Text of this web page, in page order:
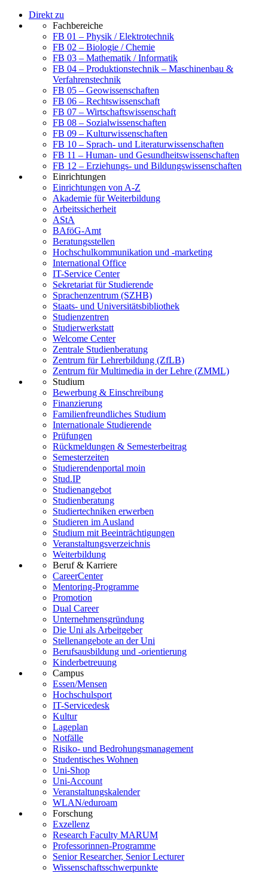
Direkt zu
Fachbereiche
FB 01 – Physik / Elektrotechnik
FB 02 – Biologie / Chemie
FB 03 – Mathematik / Informatik
FB 04 – Produktionstechnik – Maschinenbau &
Verfahrenstechnik
FB 05 – Geowissenschaften
FB 06 – Rechtswissenschaft
FB 07 – Wirtschaftswissenschaft
FB 08 – Sozialwissenschaften
FB 09 – Kulturwissenschaften
FB 10 – Sprach- und Literaturwissenschaften
FB 11 – Human- und Gesundheitswissenschaften
FB 12 – Erziehungs- und Bildungswissenschaften
Einrichtungen
Einrichtungen von A-Z
Akademie für Weiterbildung
Arbeitssicherheit
AStA
BAföG-Amt
Beratungsstellen
Hochschulkommunikation und -marketing
International Office
IT-Service Center
Sekretariat für Studierende
Sprachenzentrum (SZHB)
Staats- und Universitätsbibliothek
Studienzentren
Studierwerkstatt
Welcome Center
Zentrale Studienberatung
Zentrum für Lehrerbildung (ZfLB)
Zentrum für Multimedia in der Lehre (ZMML)
Studium
Bewerbung & Einschreibung
Finanzierung
Familienfreundliches Studium
Internationale Studierende
Prüfungen
Rückmeldungen & Semesterbeitrag
Semesterzeiten
Studierendenportal moin
Stud.IP
Studienangebot
Studienberatung
Studiertechniken erwerben
Studieren im Ausland
Studium mit Beeinträchtigungen
Veranstaltungsverzeichnis
Weiterbildung
Beruf & Karriere
CareerCenter
Mentoring-Programme
Promotion
Dual Career
Unternehmensgründung
Die Uni als Arbeitgeber
Stellenangebote an der Uni
Berufsausbildung und -orientierung
Kinderbetreuung
Campus
Essen/Mensen
Hochschulsport
IT-Servicedesk
Kultur
Lageplan
Notfälle
Risiko- und Bedrohungsmanagement
Studentisches Wohnen
Uni-Shop
Uni-Account
Veranstaltungskalender
WLAN/eduroam
Forschung
Exzellenz
Research Faculty MARUM
Professorinnen-Programme
Senior Researcher, Senior Lecturer
Wissenschaftsschwerpunkte